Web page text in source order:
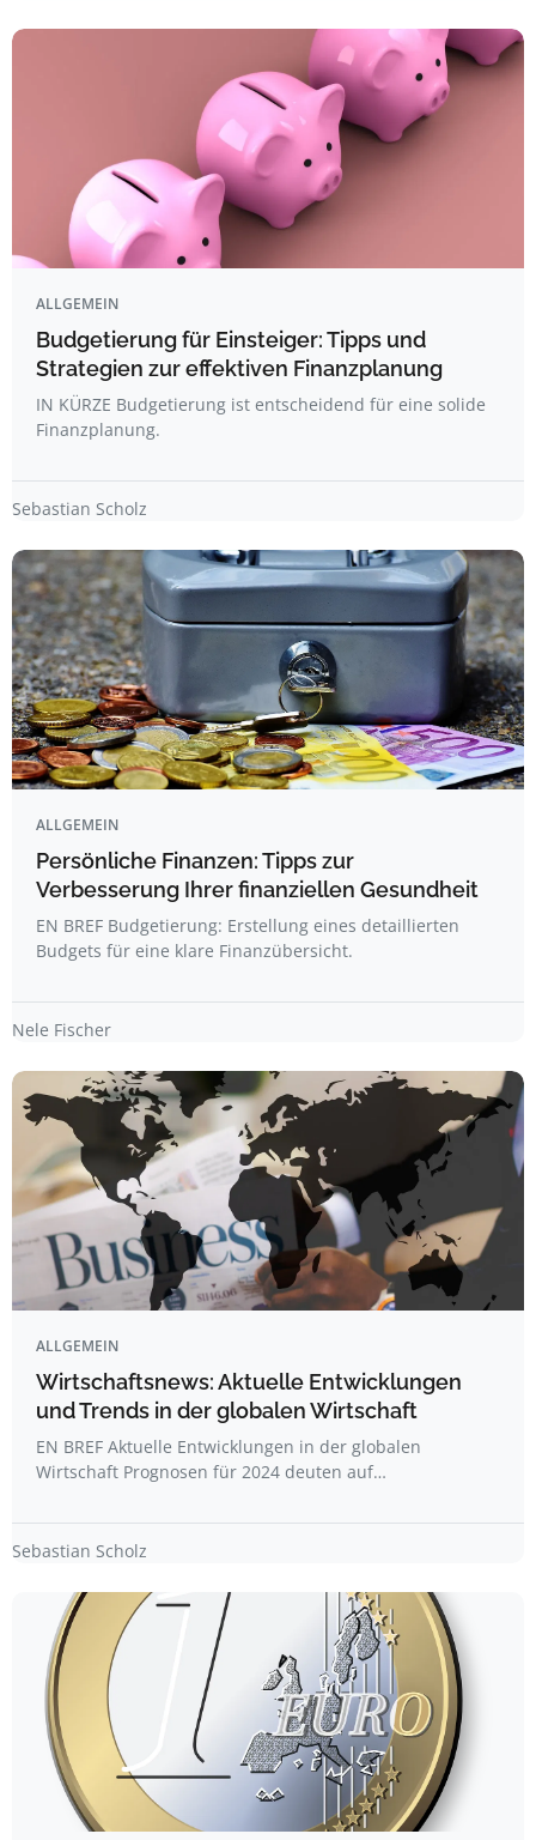
ALLGEMEIN
Budgetierung für Einsteiger: Tipps und
Strategien zur effektiven Finanzplanung
IN KÜRZE Budgetierung ist entscheidend für eine solide
Finanzplanung.
Sebastian Scholz
ALLGEMEIN
Persönliche Finanzen: Tipps zur
Verbesserung Ihrer finanziellen Gesundheit
EN BREF Budgetierung: Erstellung eines detaillierten
Budgets für eine klare Finanzübersicht.
Nele Fischer
ALLGEMEIN
Wirtschaftsnews: Aktuelle Entwicklungen
und Trends in der globalen Wirtschaft
EN BREF Aktuelle Entwicklungen in der globalen
Wirtschaft Prognosen für 2024 deuten auf…
Sebastian Scholz